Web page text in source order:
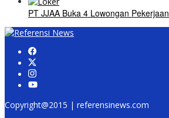
PT JJAA Buka 4 Lowongan Pekerjaan
Copyright@2015 | referensinews.com